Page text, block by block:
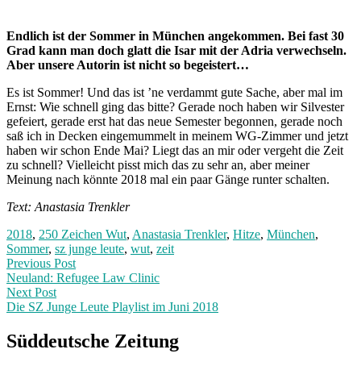
Endlich ist der Sommer in München angekommen. Bei fast 30
Grad kann man doch glatt die Isar mit der Adria verwechseln.
Aber unsere Autorin ist nicht so begeistert…
Es ist Sommer! Und das ist ’ne verdammt gute Sache, aber mal im
Ernst: Wie schnell ging das bitte? Gerade noch haben wir Silvester
gefeiert, gerade erst hat das neue Semester begonnen, gerade noch
saß ich in Decken eingemummelt in meinem WG-Zimmer und jetzt
haben wir schon Ende Mai? Liegt das an mir oder vergeht die Zeit
zu schnell? Vielleicht pisst mich das zu sehr an, aber meiner
Meinung nach könnte 2018 mal ein paar Gänge runter schalten.
Text: Anastasia Trenkler
2018, 250 Zeichen Wut, Anastasia Trenkler, Hitze, München,
Sommer, sz junge leute, wut, zeit
Post
navigation
Previous PostPrevious
post:
Neuland: Refugee Law Clinic
Next Post
Die SZ Junge Leute Playlist im Juni 2018
Post:
Süddeutsche Zeitung